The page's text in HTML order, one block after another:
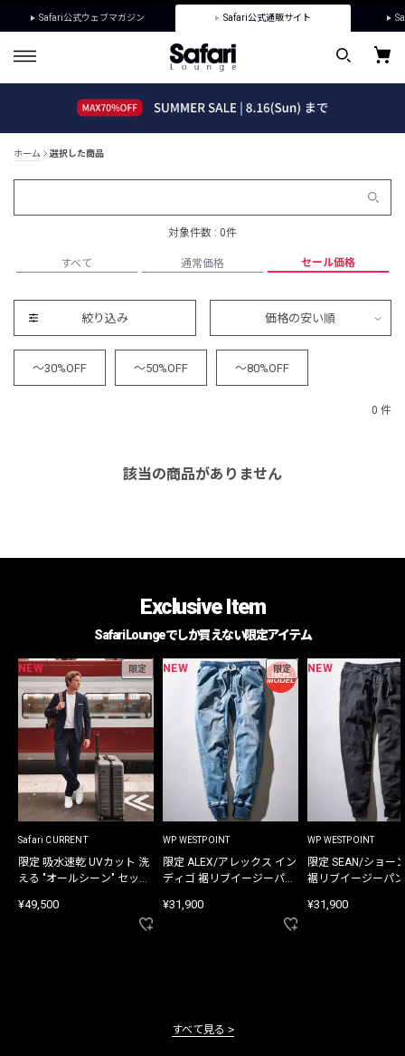
Safari公式ウェブマガジン Safari公式通販サイト
ホーム 選択した商品
対象件数 : 0件
すべて 通常価格 セール価格
絞り込み 価格の安い順
～30%OFF ～50%OFF ～80%OFF
0 件
該当の商品がありません
Exclusive Item
Safari Loungeでしか買えない限定アイテム
NEW 限定
Safari CURRENT
限定 吸水速乾 UVカット 洗
える "オールシーン" セット
¥49,500
NEW 限定
WP WESTPOINT
限定 ALEX/アレックス イン
ディゴ 裾リブイージーパン
¥31,900
NEW
WP WESTPOINT
限定 SEAN/ショー
裾リブイージーパ
¥31,900
すべて見る